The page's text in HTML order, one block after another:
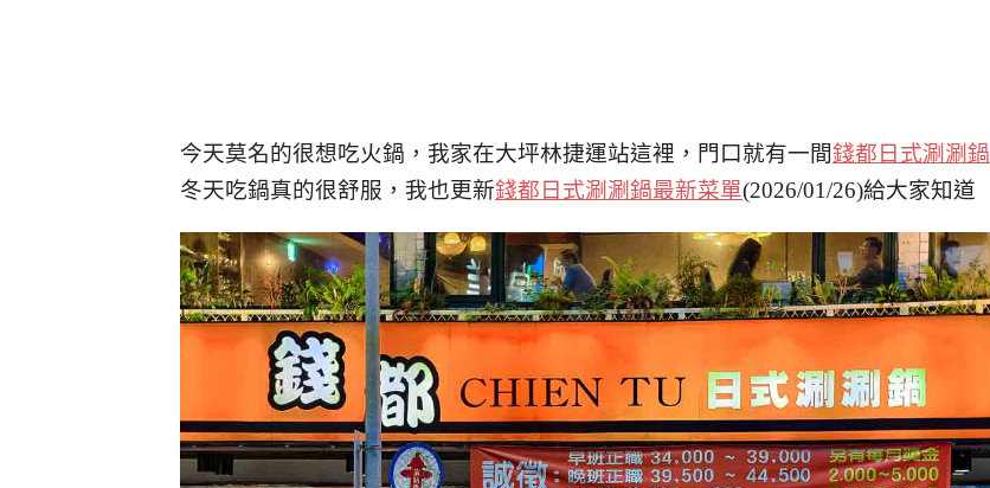
今天莫名的很想吃火鍋，我家在大坪林捷運站這裡，門口就有一間錢都日式涮涮鍋
冬天吃鍋真的很舒服，我也更新錢都日式涮涮鍋最新菜單(2026/01/26)給大家知道